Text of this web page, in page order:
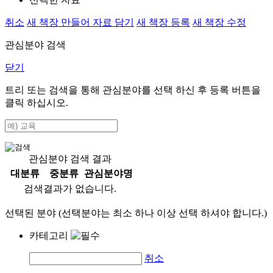
취소 새 책장 만들어 자료 담기 새 책장 등록 새 책장 수정
관심분야 검색
닫기
트리 또는 검색을 통해 관심분야를 선택 하신 후 등록 버튼을
클릭 하십시오.
관심분야 검색 결과
대분류
중분류
관심분야명
검색결과가 없습니다.
선택된 분야 (선택분야는 최소 하나 이상 선택 하셔야 합니다.)
카테고리
취소